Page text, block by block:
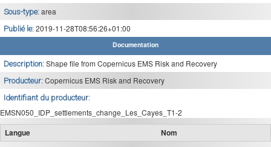
Sous-type: area
Publié le: 2019-11-28T08:56:26+01:00
Documentation
Description: Shape file from Copernicus EMS Risk and Recovery
Producteur: Copernicus EMS Risk and Recovery
Identifiant du producteur:
EMSN050_IDP_settlements_change_Les_Cayes_T1-2
Langue Nom